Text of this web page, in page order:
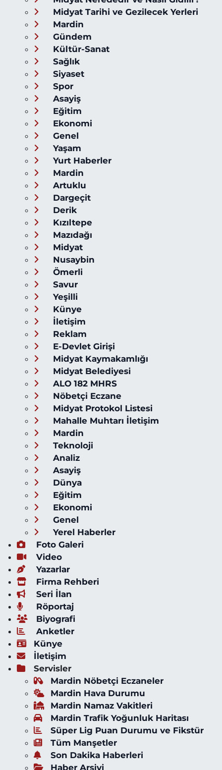
Midyat Tarihi ve Gezilecek Yerleri
Mardin
Gündem
Kültür-Sanat
Sağlık
Siyaset
Spor
Asayiş
Eğitim
Ekonomi
Genel
Yaşam
Yurt Haberler
Mardin
Artuklu
Dargeçit
Derik
Kızıltepe
Mazıdağı
Midyat
Nusaybin
Ömerli
Savur
Yeşilli
Künye
İletişim
Reklam
E-Devlet Girişi
Midyat Kaymakamlığı
Midyat Belediyesi
ALO 182 MHRS
Nöbetçi Eczane
Midyat Protokol Listesi
Mahalle Muhtarı İletişim
Mardin
Teknoloji
Analiz
Asayiş
Dünya
Eğitim
Ekonomi
Genel
Yerel Haberler
Foto Galeri
Video
Yazarlar
Firma Rehberi
Seri İlan
Röportaj
Biyografi
Anketler
Künye
İletişim
Servisler
Mardin Nöbetçi Eczaneler
Mardin Hava Durumu
Mardin Namaz Vakitleri
Mardin Trafik Yoğunluk Haritası
Süper Lig Puan Durumu ve Fikstür
Tüm Manşetler
Son Dakika Haberleri
Haber Arşivi